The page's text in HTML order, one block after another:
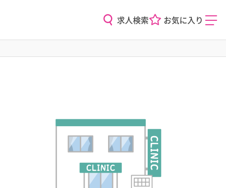
求人検索 お気に入り